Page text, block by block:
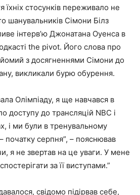
їхніх стосунків переживало не
шанувальників Сімони Білз
інтерв’ю Джонатана Оуенса в
the pivot. Його слова про
з досягненнями Сімони до
викликали бурю обурення.
Олімпіаду, я ще навчався в
доступу до трансляцій NBC і
і ми були в тренувальному
початку серпня”, – пояснював
я не звертав на це уваги. У мене
за її виступами.”
свідомо підірвав себе,